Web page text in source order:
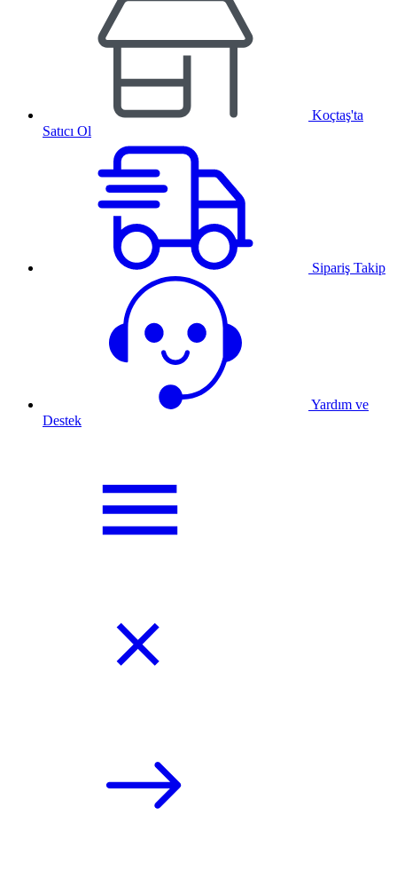
Koçtaş'ta
Satıcı Ol
Sipariş Takip
Yardım ve
Destek